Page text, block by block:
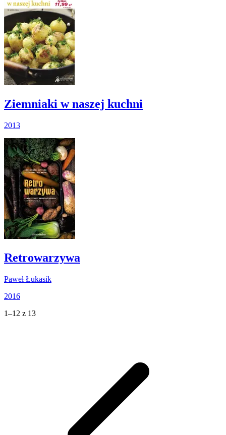
Ziemniaki w naszej kuchni
2013
Retrowarzywa
Paweł Łukasik
2016
1–12 z 13